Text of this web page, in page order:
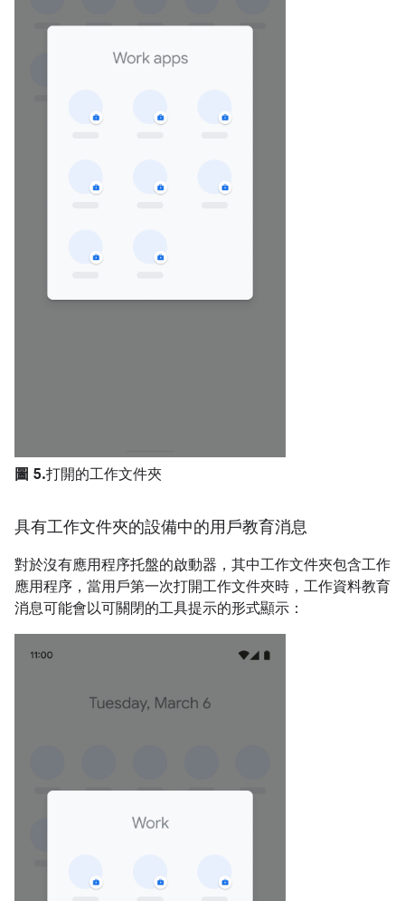
圖 5.打開的工作文件夾
具有工作文件夾的設備中的用戶教育消息
對於沒有應用程序托盤的啟動器，其中工作文件夾包含工作
應用程序，當用戶第一次打開工作文件夾時，工作資料教育
消息可能會以可關閉的工具提示的形式顯示：